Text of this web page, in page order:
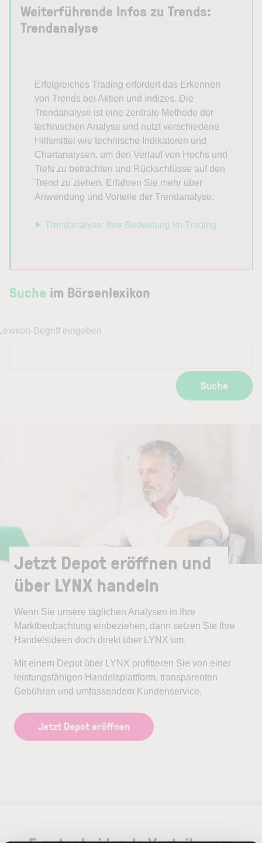
Weiterführende Infos zu Trends:
Trendanalyse
Erfolgreiches Trading erfordert das Erkennen
von Trends bei Aktien und Indizes. Die
Trendanalyse ist eine zentrale Methode der
technischen Analyse und nutzt verschiedene
Hilfsmittel wie technische Indikatoren und
Chartanalysen, um den Verlauf von Hochs und
Tiefs zu betrachten und Rückschlüsse auf den
Trend zu ziehen. Erfahren Sie mehr über
Anwendung und Vorteile der Trendanalyse:
⯈ Trendanalyse: Ihre Bedeutung im Trading
Suche im Börsenlexikon
Begriff eingeben
Suche
Jetzt Depot eröffnen und
über LYNX handeln
Wenn Sie unsere täglichen Analysen in Ihre
Marktbeobachtung einbeziehen, dann setzen Sie Ihre
Handelsideen doch direkt über LYNX um.
Mit einem Depot über LYNX profitieren Sie von einer
leistungsfähigen Handelsplattform, transparenten
Gebühren und umfassendem Kundenservice.
Jetzt Depot eröffnen